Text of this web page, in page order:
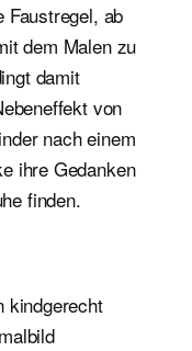
Faustregel, ab
dem Malen zu
damit
von
nach einem
ihre Gedanken
finden.
kindgerecht